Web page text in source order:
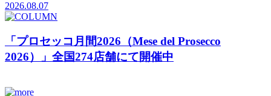
2026.08.07
「プロセッコ月間2026（Mese del Prosecco
2026）」全国274店舗にて開催中